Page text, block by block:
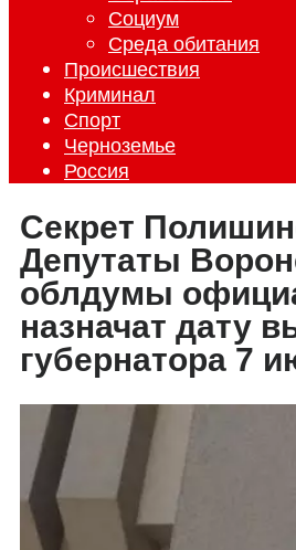
Социум
Среда обитания
Происшествия
Криминал
Спорт
Черноземье
Россия
Секрет
Депутаты
облдумы
назначат дату
губернатора 7